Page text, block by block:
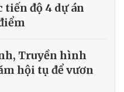
tiến độ 4 dự án
Truyền hình
hội tụ để vươn